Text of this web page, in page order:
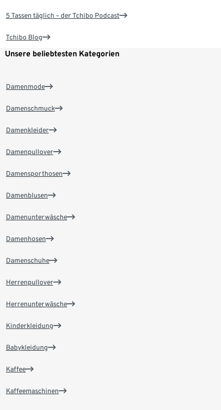
5 Tassen täglich – der Tchibo Podcast
Tchibo Blog
Unsere beliebtesten Kategorien
Damenmode
Damenschmuck
Damenkleider
Damenpullover
Damensporthosen
Damenblusen
Damenunterwäsche
Damenhosen
Damenschuhe
Herrenpullover
Herrenunterwäsche
Kinderkleidung
Babykleidung
Kaffee
Kaffeemaschinen